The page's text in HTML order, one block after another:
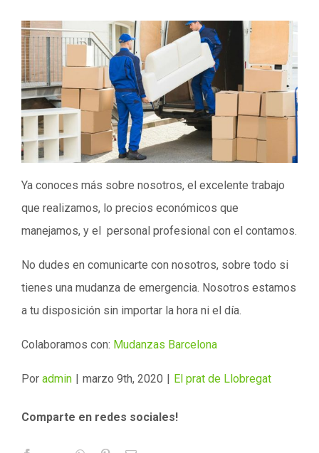
Ya conoces más sobre nosotros, el excelente trabajo
que realizamos, lo precios económicos que
manejamos, y el personal profesional con el contamos.
No dudes en comunicarte con nosotros, sobre todo si
tienes una mudanza de emergencia. Nosotros estamos
a tu disposición sin importar la hora ni el día.
Colaboramos con: Mudanzas Barcelona
Por admin marzo 9th, 2020 El prat de Llobregat
Comparte en redes sociales!